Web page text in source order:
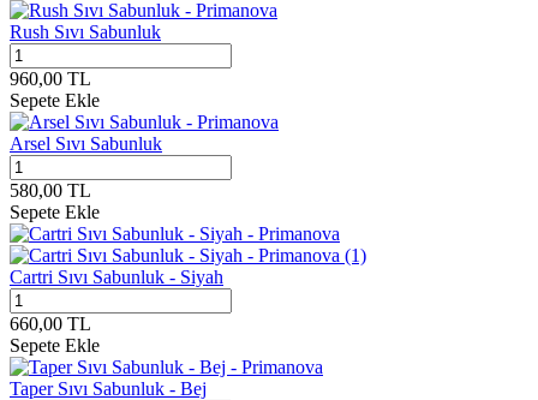
Rush Sıvı Sabunluk
960,00 TL
Sepete Ekle
Arsel Sıvı Sabunluk
580,00 TL
Sepete Ekle
Cartri Sıvı Sabunluk - Siyah
660,00 TL
Sepete Ekle
Taper Sıvı Sabunluk - Bej